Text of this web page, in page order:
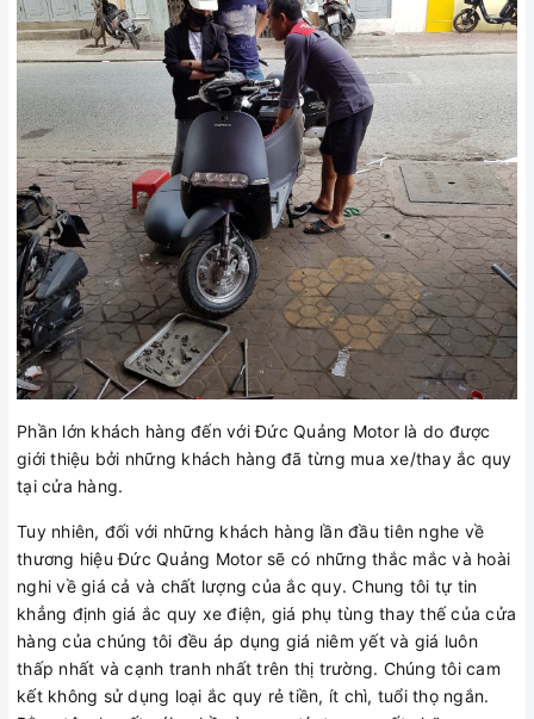
Phần lớn khách hàng đến với Đức Quảng Motor là do được
giới thiệu bởi những khách hàng đã từng mua xe/thay ắc quy
tại cửa hàng.
Tuy nhiên, đối với những khách hàng lần đầu tiên nghe về
thương hiệu Đức Quảng Motor sẽ có những thắc mắc và hoài
nghi về giá cả và chất lượng của ắc quy. Chung tôi tự tin
khẳng định giá ắc quy xe điện, giá phụ tùng thay thế của cửa
hàng của chúng tôi đều áp dụng giá niêm yết và giá luôn
thấp nhất và cạnh tranh nhất trên thị trường. Chúng tôi cam
kết không sử dụng loại ắc quy rẻ tiền, ít chì, tuổi thọ ngắn.